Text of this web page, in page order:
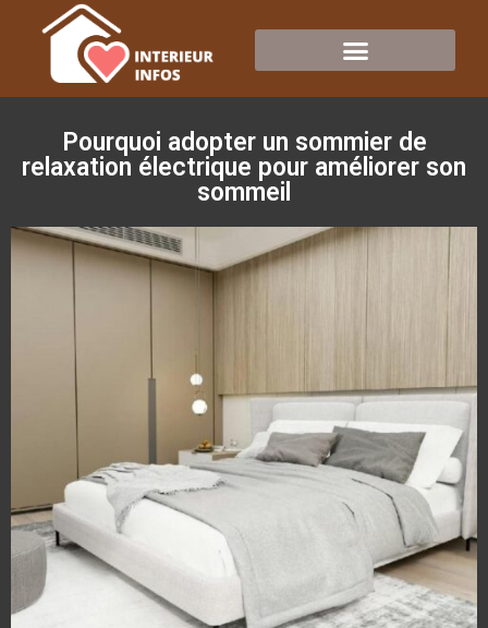
Pourquoi adopter un sommier de
relaxation électrique pour améliorer son
sommeil